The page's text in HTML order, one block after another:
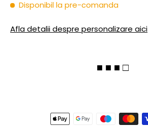
Disponibil la pre-comanda
Afla detalii despre personalizare aici
■ ■ ■ □